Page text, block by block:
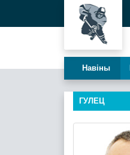
Навiны
ГУЛЕЦ